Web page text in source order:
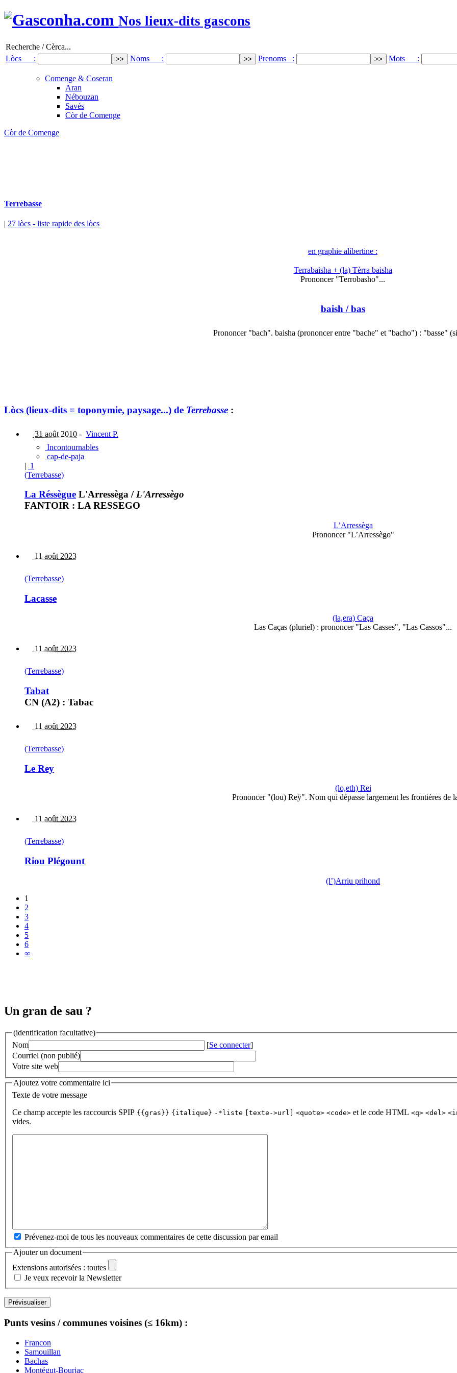
Nos lieux-dits gascons
Recherche / Cèrca...
Lòcs :
Noms : Prenoms : Mots :
Comenge & Coseran
Aran
Nébouzan
Savés
Còr de Comenge
Còr de Comenge
Terrebasse
| 27 lòcs - liste rapide des lòcs
en graphie alibertine :
Terrabaisha + (la) Tèrra baisha
Prononcer "Terrobasho"...
baish / bas
Prononcer "bach". baisha (prononcer entre "bache" et "bacho") : "basse"
Lòcs (lieux-dits = toponymie, paysage...) de Terrebasse :
31 août 2010 - Vincent P.
Incontournables
cap-de-paja
| 1
(Terrebasse)
La Réssègue L'Arressèga /L'Arressègo
FANTOIR : LA RESSEGO
L’Arressèga
Prononcer "L’Arressègo"
11 août 2023
(Terrebasse)
Lacasse
(la,era) Caça
Las Caças (pluriel) : prononcer "Las Casses", "Las Cassos"...
11 août 2023
(Terrebasse)
Tabat
CN (A2) : Tabac
11 août 2023
(Terrebasse)
Le Rey
(lo,eth) Rei
Prononcer "(lou) Reÿ". Nom qui dépasse largement les frontières de
11 août 2023
(Terrebasse)
Riou Plégount
(l’)Arriu prihond
1
2
3
4
5
6
∞
Un gran de sau ?
(identification facultative)
Nom
[Se connecter]
Courriel (non publié)
Votre site web
Ajoutez votre commentaire ici
Texte de votre message
Ce champ accepte les raccourcis SPIP {{gras}} {italique} -*liste [texte->url] <quote> <code> et le code HTML <q> <del>
vides.
Prévenez-moi de tous les nouveaux commentaires de cette discussion par email
Ajouter un document
Extensions autorisées : toutes
Je veux recevoir la Newsletter
Punts vesins / communes voisines (≤ 16km) :
Francon
Samouillan
Bachas
Montégut-Bourjac